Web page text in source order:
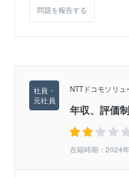
問題を報告する
NTTドコモソリ
年収、評価
在籍時期：2024